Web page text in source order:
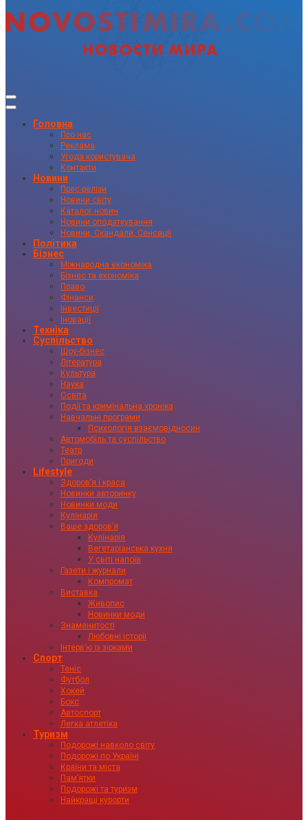
Головна
Про нас
Реклама
Угода користувача
Контакти
Новини
Прес-релізи
Новини світу
Каталог новин
Новини оподаткування
Новини, Скандали, Сенсації
Політика
Бізнес
Міжнародна економіка
Бізнес та економіка
Право
Фінанси
Інвестиції
Іновації
Техніка
Суспільство
Шоу-бізнес
Література
Культура
Наука
Освіта
Події та кримінальна хроніка
Навчальні програми
Психологія взаємовідносин
Автомобіль та суспільство
Театр
Пригоди
Lifestyle
Здоровʼя і краса
Новинки авторинку
Новинки моди
Кулінарія
Ваше здоровʼя
Кулінарія
Вегетаріанська кухня
У світі напоїв
Газети і журнали
Компромат
Виставка
Живопис
Новинки моди
Знаменитості
Любовні історії
Інтервʼю із зірками
Спорт
Теніс
Футбол
Хокей
Бокс
Автоспорт
Легка атлетіка
Туризм
Подорожі навколо світу
Подорожі по Україні
Країни та міста
Пам’ятки
Подорожі та туризм
Найкращі курорти